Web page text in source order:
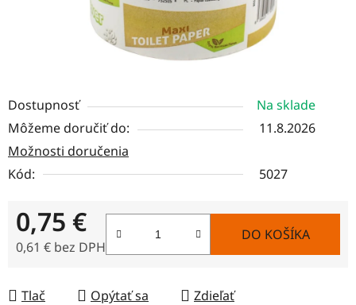
Dostupnosť
Na sklade
Môžeme doručiť do:
11.8.2026
Možnosti doručenia
Kód:
5027
0,75 €
0,61 € bez DPH
DO KOŠÍKA
Tlač Opýtať sa Zdieľať